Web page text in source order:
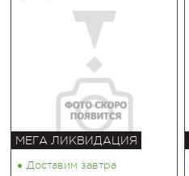
МЕГА ЛИКВИДАЦИЯ
• Доставим завтра